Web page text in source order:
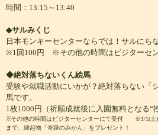
時間：13:15～13:40
◆サルみくじ
日本モンキーセンターならでは！サルにち
※1回100円 ※その他の時間はビジターセ
◆絶対落ちないくん絵馬
受験や就職活動にいかが？絶対落ちない「
馬です。
1枚1000円（祈願成就後に入園無料となる“
※その他の時間はビジターセンターにて受付 ※1/1(土)
まで、縁起物「奇跡のみかん」をプレゼント！